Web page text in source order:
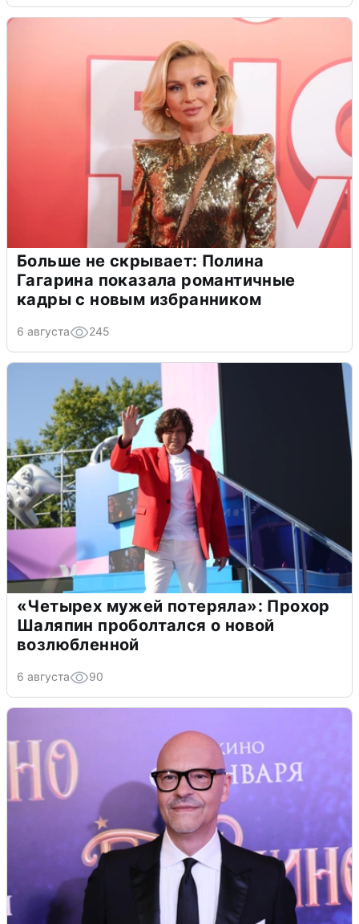
Больше не скрывает: Полина
Гагарина показала романтичные
кадры с новым избранником
6 августа 245
«Четырех мужей потеряла»: Прохор
Шаляпин проболтался о новой
возлюбленной
6 августа 90